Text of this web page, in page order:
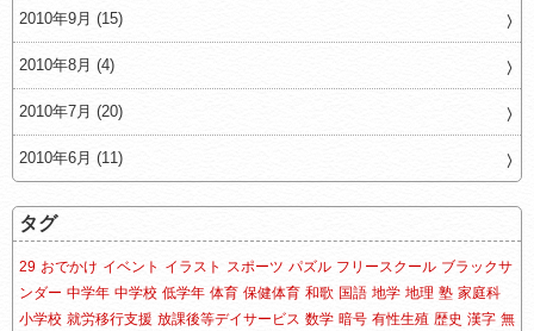
2010年9月 (15)
2010年8月 (4)
2010年7月 (20)
2010年6月 (11)
タグ
29 おでかけ イベント イラスト スポーツ パズル フリースクール ブラックサ
ンダー 中学年 中学校 低学年 体育 保健体育 和歌 国語 地学 地理 塾 家庭科
小学校 就労移行支援 放課後等デイサービス 数学 暗号 有性生殖 歴史 漢字 無